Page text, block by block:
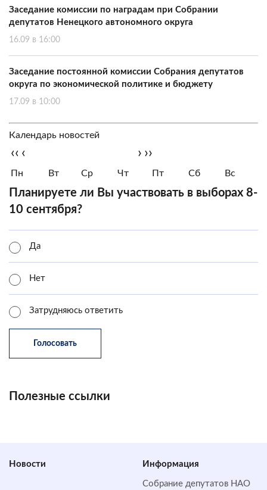
Заседание комиссии по наградам при Собрании
депутатов Ненецкого автономного округа
16.09 в 16:00
Заседание постоянной комиссии Собрания депутатов
округа по экономической политике и бюджету
17.09 в 10:00
Календарь новостей
‹‹ ‹ › ››
Пн Вт Ср Чт Пт Сб Вс
Планируете ли Вы участвовать в выборах 8-
10 сентября?
Да
Нет
Затрудняюсь ответить
Полезные ссылки
Новости Информация
Собрание депутатов НАО